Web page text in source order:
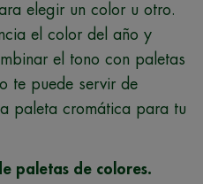
elegir un color u otro.
el color del año y
el tono con paletas
te puede servir de
paleta cromática para tu
paletas de colores.